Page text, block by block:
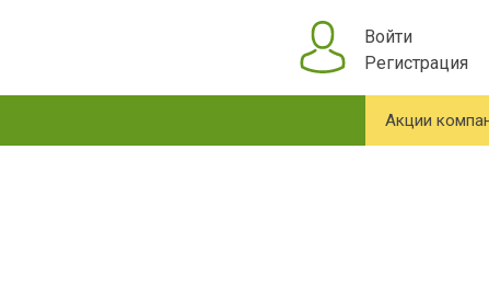
Войти
Регистрация
Акции